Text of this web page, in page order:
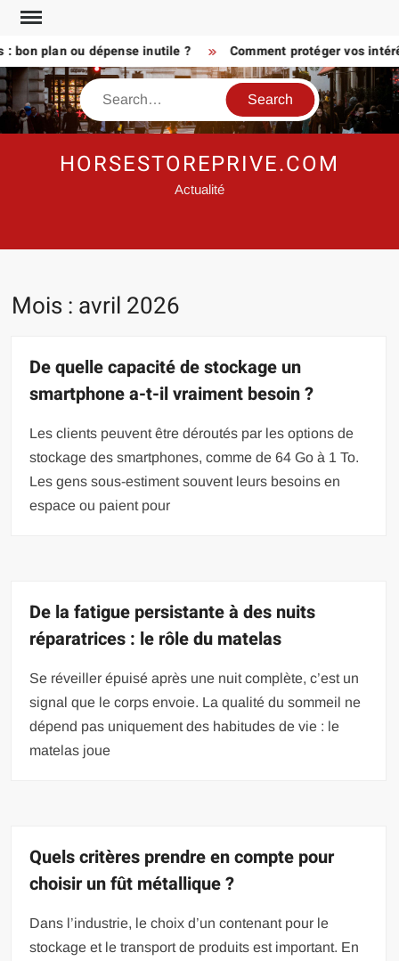
Skip
content
plan ou dépense inutile ? Comment protéger vos intérêts
Search
HORSESTOREPRIVE.COM
Actualité
Mois : avril 2026
De quelle capacité de stockage un
smartphone a-t-il vraiment besoin ?
Les clients peuvent être déroutés par les options de
stockage des smartphones, comme de 64 Go à 1 To.
Les gens sous-estiment souvent leurs besoins en
espace ou paient pour
De la fatigue persistante à des nuits
réparatrices : le rôle du matelas
Se réveiller épuisé après une nuit complète, c’est un
signal que le corps envoie. La qualité du sommeil ne
dépend pas uniquement des habitudes de vie : le
matelas joue
Quels critères prendre en compte pour
choisir un fût métallique ?
Dans l’industrie, le choix d’un contenant pour le
stockage et le transport de produits est important. En